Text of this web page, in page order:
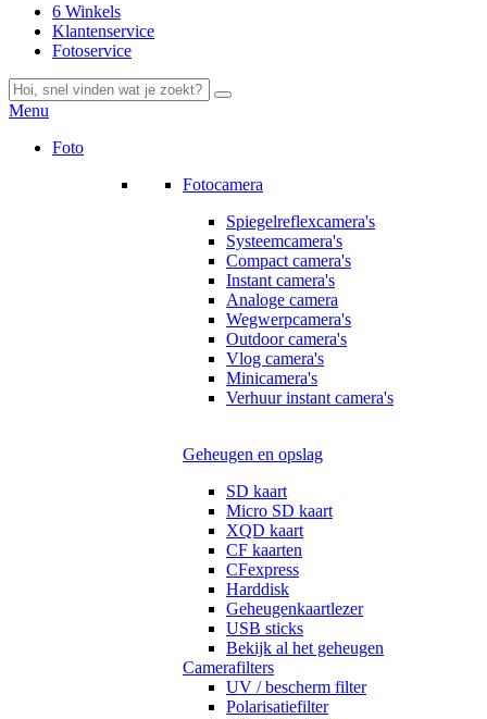
6 Winkels
Klantenservice
Fotoservice
Menu
Foto
Fotocamera
Spiegelreflexcamera's
Systeemcamera's
Compact camera's
Instant camera's
Analoge camera
Wegwerpcamera's
Outdoor camera's
Vlog camera's
Minicamera's
Verhuur instant camera's
Geheugen en opslag
SD kaart
Micro SD kaart
XQD kaart
CF kaarten
CFexpress
Harddisk
Geheugenkaartlezer
USB sticks
Bekijk al het geheugen
Camerafilters
UV / bescherm filter
Polarisatiefilter